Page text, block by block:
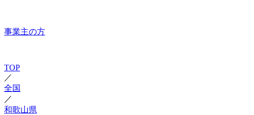
事業主の方
TOP
／
全国
／
和歌山県